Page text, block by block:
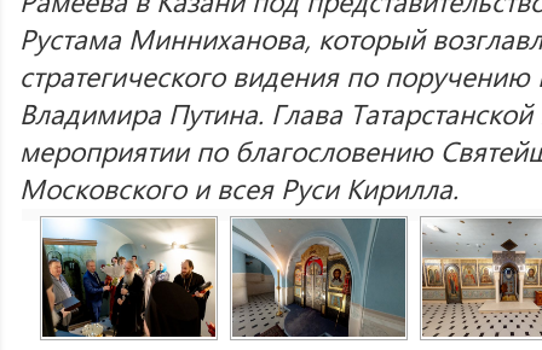
Рустама Минниханова, который
стратегического видения по
Владимира Путина. Глава
мероприятии по благословению
Московского и всея Руси Кирилла.